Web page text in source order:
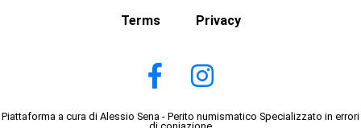
Terms Privacy
Piattaforma a cura di Alessio Sena - Perito numismatico Specializzato in errori